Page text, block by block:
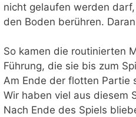
nicht gelaufen werden
den Boden berühren.
So kamen die routinierten
Führung, die sie bis zum
Am Ende der flotten Partie
Wir haben viel aus diesem
Nach Ende des Spiels